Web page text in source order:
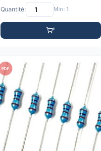
Quantité: Min: 1
PDF